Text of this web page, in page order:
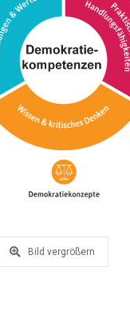
Bild vergrößern